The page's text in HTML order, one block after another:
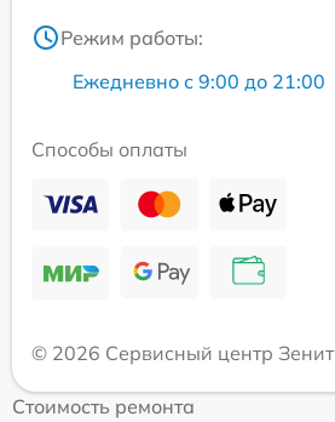
Режим работы:
Ежедневно с 9:00 до 21:00
Способы оплаты
© 2026 Сервисный центр Зенит
Стоимость ремонта